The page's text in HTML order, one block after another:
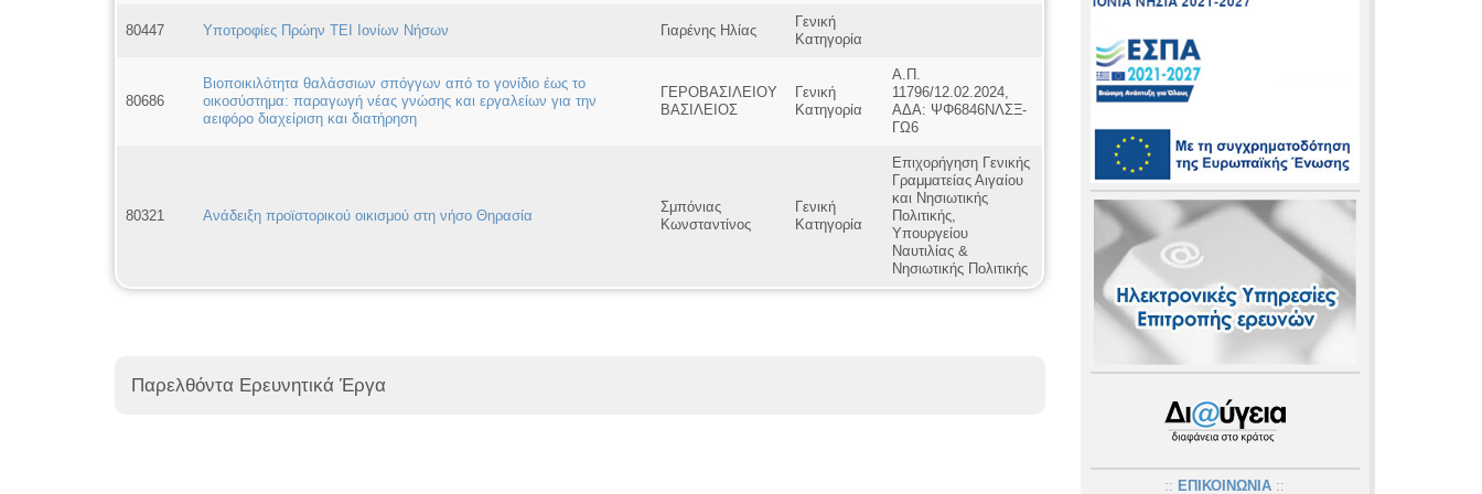
80447 Υποτροφίες Πρώην ΤΕΙ Ιονίων Νήσων Γιαρένης Ηλίας
Γενική
Κατηγορία
80686
Βιοποικιλότητα θαλάσσιων σπόγγων από το γονίδιο έως το
οικοσύστημα: παραγωγή νέας γνώσης και εργαλείων για την
αειφόρο διαχείριση και διατήρηση
ΓΕΡΟΒΑΣΙΛΕΙΟΥ
ΒΑΣΙΛΕΙΟΣ
Γενική
Κατηγορία
Α.Π.
11796/12.02.2024,
ΑΔΑ: ΨΦ6846ΝΛΣΞ-
ΓΩ6
80321 Ανάδειξη προϊστορικού οικισμού στη νήσο Θηρασία
Σμπόνιας
Κωνσταντίνος
Γενική
Κατηγορία
Επιχορήγηση Γενικής
Γραμματείας Αιγαίου
και Νησιωτικής
Πολιτικής,
Υπουργείου
Ναυτιλίας &
Νησιωτικής Πολιτικής
Παρελθόντα Ερευνητικά Έργα
:: ΕΠΙΚΟΙΝΩΝΙΑ ::